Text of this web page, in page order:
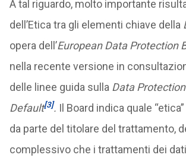
A tal riguardo, molto importante
dell’Etica tra gli elementi chiave della
opera dell’European Data Protection
nella recente versione in
delle linee guida sulla Data
Default[3]. Il Board indica quale
da parte del titolare del trattamento,
complessivo che i trattamenti dei